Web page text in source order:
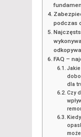
podczas
FAQ –
dla
Czy